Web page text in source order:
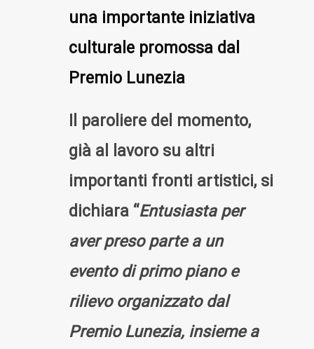
una importante iniziativa
culturale promossa dal
Premio Lunezia
Il paroliere del momento,
già al lavoro su altri
importanti fronti artistici, si
dichiara “Entusiasta per
aver preso parte a un
evento di primo piano e
rilievo organizzato dal
Premio Lunezia, insieme a